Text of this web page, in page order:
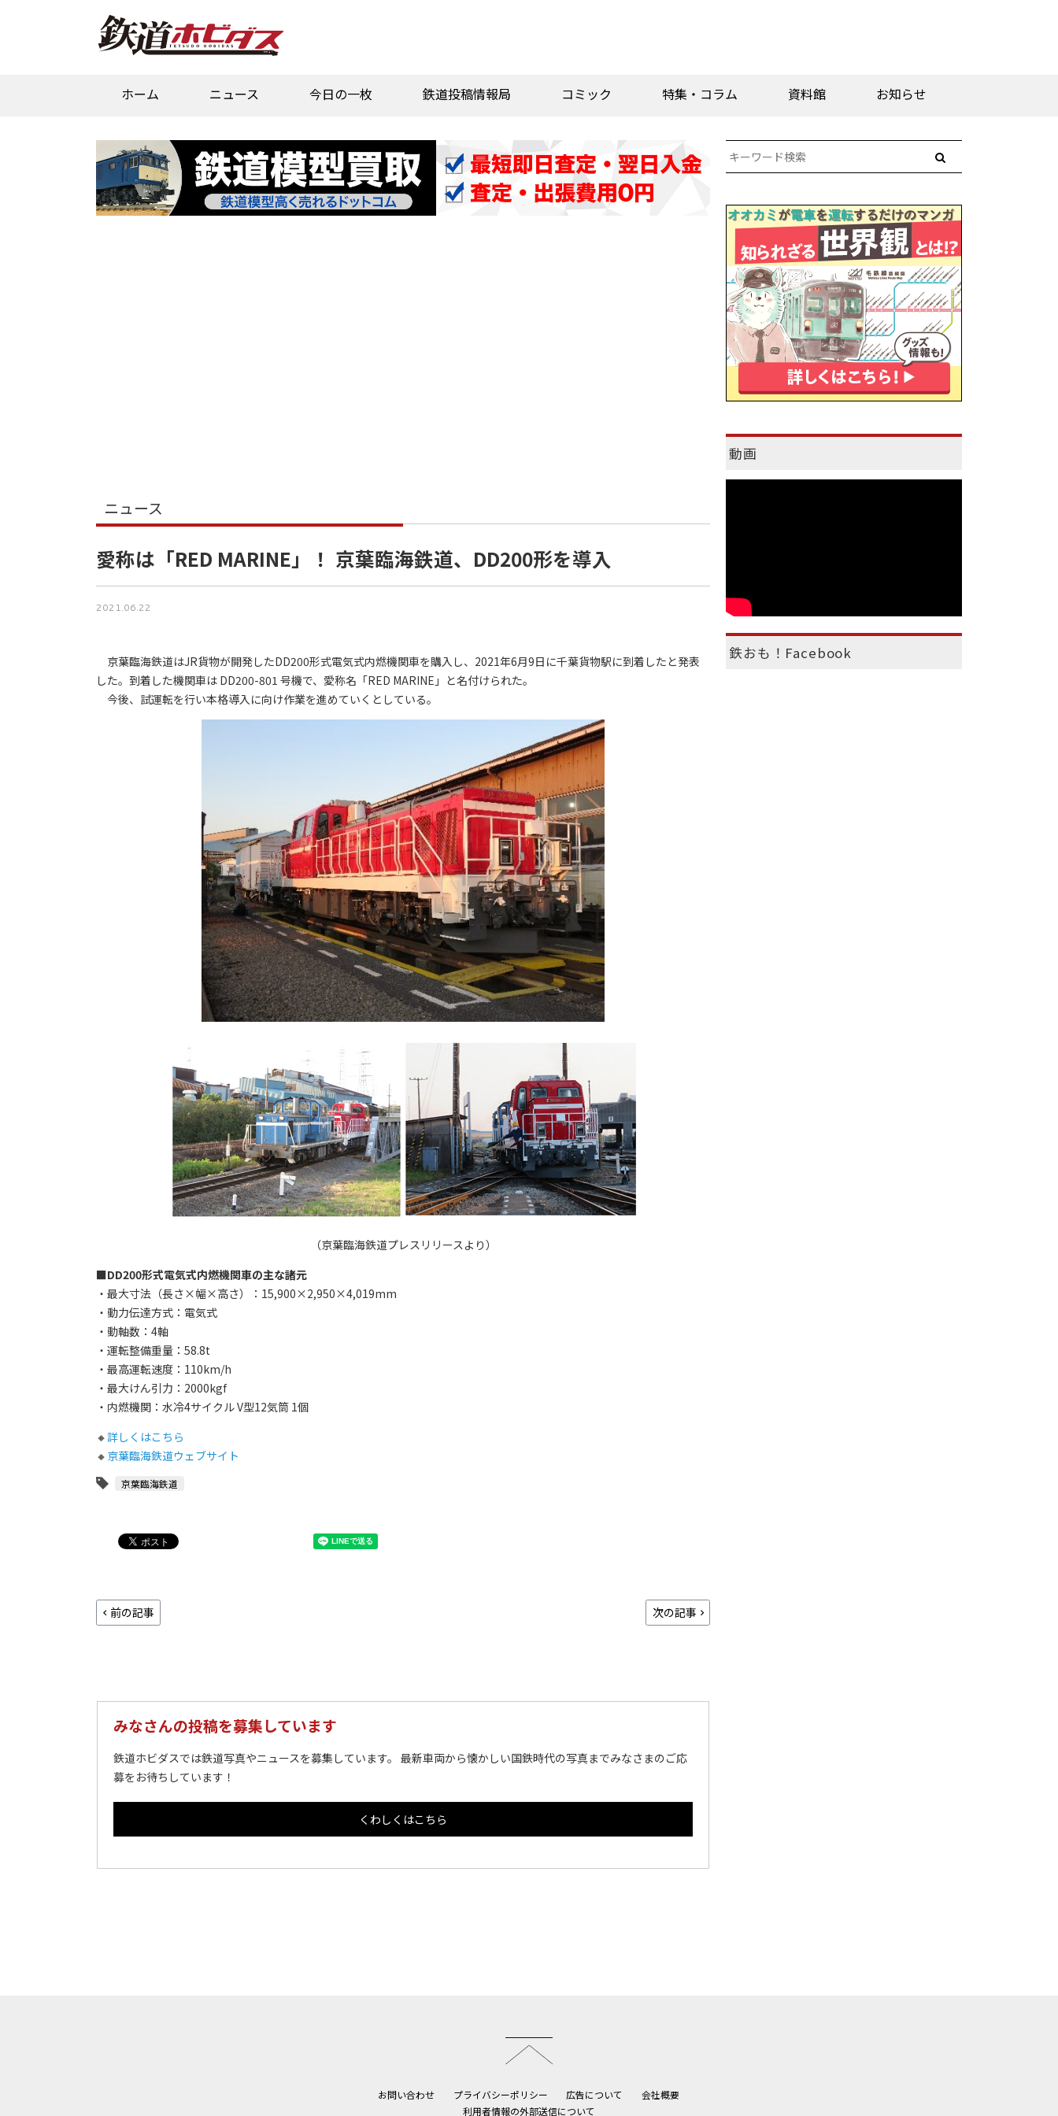
ホーム ニュース 今日の一枚 鉄道投稿情報局 コミック 特集・コラム 資料館 お知らせ
ニュース
愛称は「RED MARINE」！ 京葉臨海鉄道、DD200形を導入
2021.06.22
京葉臨海鉄道はJR貨物が開発したDD200形式電気式内燃機関車を購入し、2021年6月9日に千葉貨物駅に到着したと発表
した。到着した機関車は DD200-801 号機で、愛称名「RED MARINE」と名付けられた。
今後、試運転を行い本格導入に向け作業を進めていくとしている。
（京葉臨海鉄道プレスリリースより）
■DD200形式電気式内燃機関車の主な諸元
・最大寸法（長さ×幅×高さ）：15,900×2,950×4,019mm
・動力伝達方式：電気式
・動軸数：4軸
・運転整備重量：58.8t
・最高運転速度：110km/h
・最大けん引力：2000kgf
・内燃機関：水冷4サイクル V型12気筒 1個
🔸詳しくはこちら
🔸 京葉臨海鉄道ウェブサイト
京葉臨海鉄道
前の記事 次の記事
みなさんの投稿を募集しています
鉄道ホビダスでは鉄道写真やニュースを募集しています。 最新車両から懐かしい国鉄時代の写真までみなさまのご応
募をお待ちしています！
くわしくはこちら
動画
鉄おも！Facebook
お問い合わせ プライバシーポリシー 広告について
会社概要
利用者情報の外部送信について